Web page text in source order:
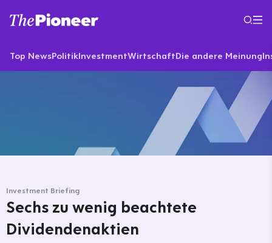
Top NewsPolitikInvestmentWirtschaftDie andere Meinung
Investment Briefing
Sechs zu wenig beachtete
Dividendenaktien